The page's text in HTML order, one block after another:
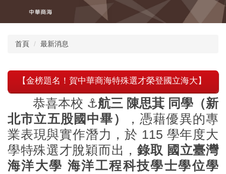
區
首頁 最新消息
【金榜題名！賀中華商海特殊選才榮登國立海大】
恭喜本校 ⚓️航三 陳思萁 同學（新
北市立五股國中畢）
，憑藉優異的專
業表現與實作潛力，於 115 學年度大
學特殊選才脫穎而出， 錄取 國立臺灣
海洋大學 海洋工程科技學士學位學